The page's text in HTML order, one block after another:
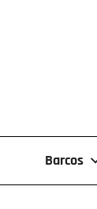
Barcos